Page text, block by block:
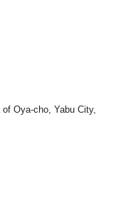
Oya-cho, Yabu City,